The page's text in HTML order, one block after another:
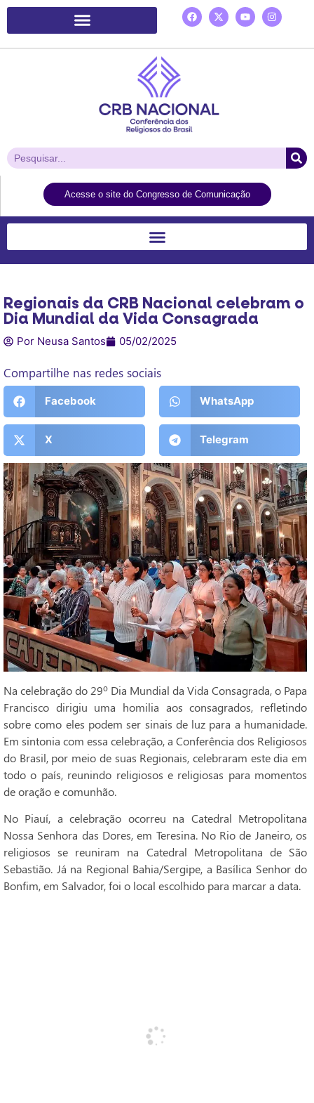
Acesse o site do Congresso de Comunicação
Regionais da CRB Nacional celebram o
Dia Mundial da Vida Consagrada
Por Neusa Santos 05/02/2025
Compartilhe nas redes sociais
Facebook WhatsApp
X Telegram
Na celebração do 29º Dia Mundial da Vida Consagrada, o Papa
Francisco dirigiu uma homilia aos consagrados, refletindo
sobre como eles podem ser sinais de luz para a humanidade.
Em sintonia com essa celebração, a Conferência dos Religiosos
do Brasil, por meio de suas Regionais, celebraram este dia em
todo o país, reunindo religiosos e religiosas para momentos
de oração e comunhão.
No Piauí, a celebração ocorreu na Catedral Metropolitana
Nossa Senhora das Dores, em Teresina. No Rio de Janeiro, os
religiosos se reuniram na Catedral Metropolitana de São
Sebastião. Já na Regional Bahia/Sergipe, a Basílica Senhor do
Bonfim, em Salvador, foi o local escolhido para marcar a data.